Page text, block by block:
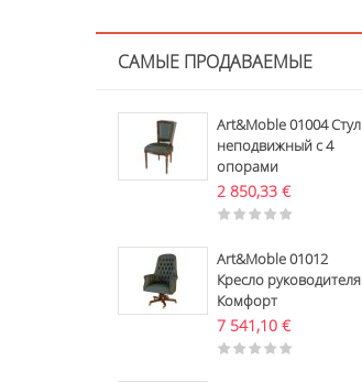
САМЫЕ ПРОДАВАЕМЫЕ
Art&Moble 01004 Стул
неподвижный с 4
опорами
2 850,33 €
Art&Moble 01012
Кресло руководителя
Комфорт
7 541,10 €